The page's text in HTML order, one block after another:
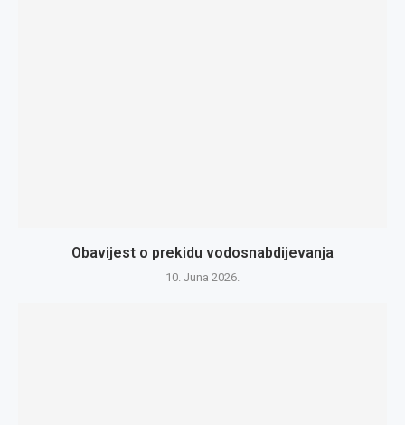
Obavijest o prekidu vodosnabdijevanja
10. Juna 2026.